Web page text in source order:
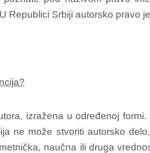
Republici Srbiji autorsko pravo
izražena u određenoj
ne može stvoriti autorsko
naučna ili druga